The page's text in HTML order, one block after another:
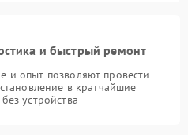
и быстрый ремонт
и опыт позволяют провести
в кратчайшие
устройства